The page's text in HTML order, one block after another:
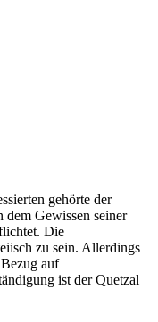
gehörte der
dem Gewissen seiner
Die
zu sein. Allerdings
auf
ist der Quetzal